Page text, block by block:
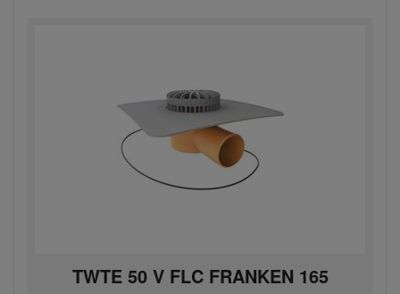
TWTE 50 V FLC FRANKEN 165